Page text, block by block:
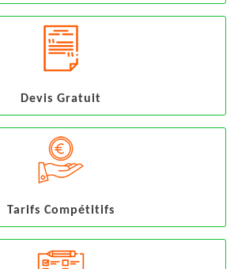
Devis Gratuit
Tarifs Compétitifs